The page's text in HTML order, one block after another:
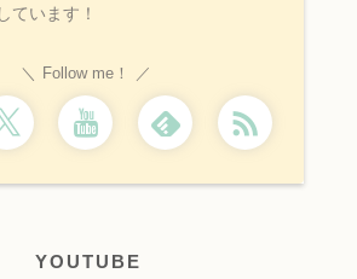
ています！
Follow me！
YOUTUBE